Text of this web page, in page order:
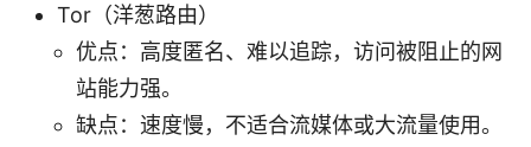
Tor（洋葱路由）
优点：高度匿名、难以追踪，访问被阻止的网
站能力强。
缺点：速度慢，不适合流媒体或大流量使用。